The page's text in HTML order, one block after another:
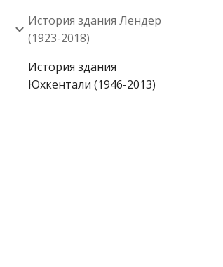
История здания Лендер
(1923-2018)
История здания
Юхкентали (1946-2013)